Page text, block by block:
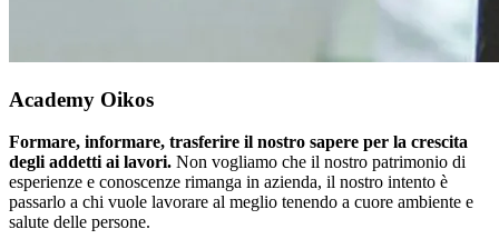
Academy Oikos
Formare, informare, trasferire il nostro sapere per la crescita
degli addetti ai lavori. Non vogliamo che il nostro patrimonio di
esperienze e conoscenze rimanga in azienda, il nostro intento è
passarlo a chi vuole lavorare al meglio tenendo a cuore ambiente e
salute delle persone.